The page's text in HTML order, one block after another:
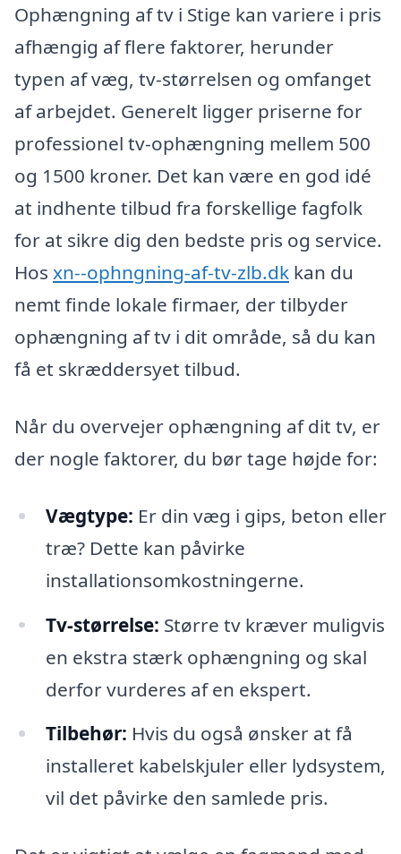
Ophængning af tv i Stige kan variere i pris
afhængig af flere faktorer, herunder
typen af væg, tv-størrelsen og omfanget
af arbejdet. Generelt ligger priserne for
professionel tv-ophængning mellem 500
og 1500 kroner. Det kan være en god idé
at indhente tilbud fra forskellige fagfolk
for at sikre dig den bedste pris og service.
Hos xn--ophngning-af-tv-zlb.dk kan du
nemt finde lokale firmaer, der tilbyder
ophængning af tv i dit område, så du kan
få et skræddersyet tilbud.
Når du overvejer ophængning af dit tv, er
der nogle faktorer, du bør tage højde for:
Vægtype: Er din væg i gips, beton eller
træ? Dette kan påvirke
installationsomkostningerne.
Tv-størrelse: Større tv kræver muligvis
en ekstra stærk ophængning og skal
derfor vurderes af en ekspert.
Tilbehør: Hvis du også ønsker at få
installeret kabelskjuler eller lydsystem,
vil det påvirke den samlede pris.